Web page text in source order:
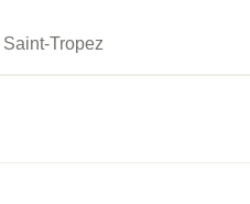
Tropez